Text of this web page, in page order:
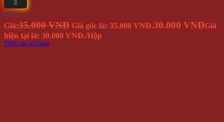
Giá
Giá:35.000 VNĐ Giá gốc là: 35.000 VNĐ.30.000 VNĐGiá
hiện tại là: 30.000 VNĐ./Hộp
Thêm vào giỏ hàng